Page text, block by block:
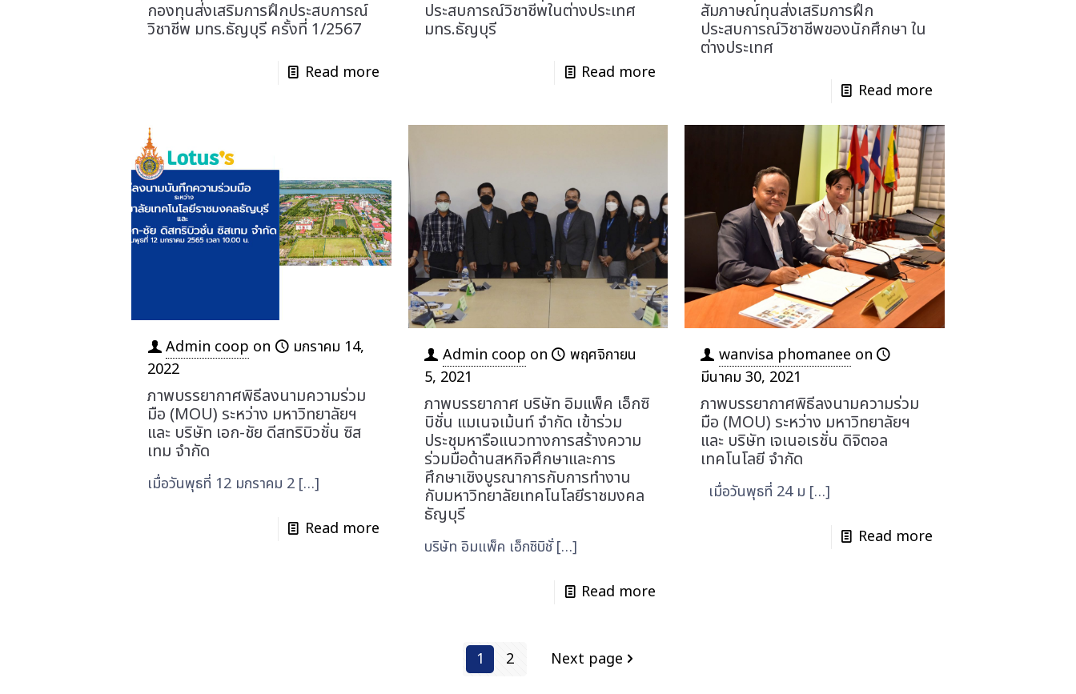
กองทุนส่งเสริมการฝึกประสบการณ์
วิชาชีพ มทร.ธัญบุรี ครั้งที่ 1/2567
Read more
ประสบการณ์วิชาชีพในต่างประเทศ
มทร.ธัญบุรี
Read more
สัมภาษณ์ทุนส่งเสริมการฝึก
ประสบการณ์วิชาชีพของนักศึกษา ใน
ต่างประเทศ
Read more
Admin coop on
มกราคม 14,
2022
ภาพบรรยากาศพิธีลงนามความร่วม
มือ (MOU) ระหว่าง มหาวิทยาลัยฯ
และ บริษัท เอก-ชัย ดีสทริบิวชั่น ซิส
เทม จำกัด
เมื่อวันพุธที่ 12 มกราคม 2 […]
Read more
Admin coop on
พฤศจิกายน
5, 2021
ภาพบรรยากาศ บริษัท อิมแพ็ค เอ็กซิ
บิชั่น แมเนจเม้นท์ จำกัด เข้าร่วม
ประชุมหารือแนวทางการสร้างความ
ร่วมมือด้านสหกิจศึกษาและการ
ศึกษาเชิงบูรณาการกับการทำงาน
กับมหาวิทยาลัยเทคโนโลยีราชมงคล
ธัญบุรี
บริษัท อิมแพ็ค เอ็กซิบิชั่[…]
Read more
wanvisa phomanee on
มีนาคม 30, 2021
ภาพบรรยากาศพิธีลงนามความร่วม
มือ (MOU) ระหว่าง มหาวิทยาลัยฯ
และ บริษัท เจเนอเรชั่น ดิจิตอล
เทคโนโลยี จำกัด
เมื่อวันพุธที่ 24 ม […]
Read more
1 2 Next page